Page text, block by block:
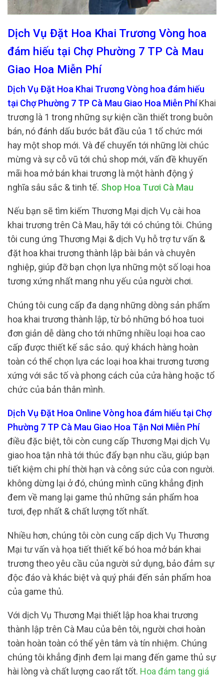
Dịch Vụ Đặt Hoa Khai Trương Vòng hoa
đám hiếu tại Chợ Phường 7 TP Cà Mau
Giao Hoa Miễn Phí
Dịch Vụ Đặt Hoa Khai Trương Vòng hoa đám hiếu
tại Chợ Phường 7 TP Cà Mau Giao Hoa Miễn PhíKhai
trương là 1 trong những sự kiện cần thiết trong buôn
bán, nó đánh dấu bước bắt đầu của 1 tổ chức mới
hay một shop mới. Và để chuyển tới những lời chúc
mừng và sự cỗ vũ tới chủ shop mới, vấn đề khuyến
mãi hoa mở bán khai trương là một hành động ý
nghĩa sâu sắc & tinh tế. Shop Hoa Tươi Cà Mau
Nếu bạn sẽ tìm kiếm Thương Mại dịch Vụ cài hoa
khai trương trên Cà Mau, hãy tới có chúng tôi. Chúng
tôi cung ứng Thương Mại & dịch Vụ hỗ trợ tư vấn &
đặt hoa khai trương thành lập bài bản và chuyên
nghiệp, giúp đỡ bạn chọn lựa những một số loại hoa
tương xứng nhất mang nhu yếu của người chơi.
Chúng tôi cung cấp đa dạng những dòng sản phẩm
hoa khai trương thành lập, từ bỏ những bó hoa tuoi
đơn giản dễ dàng cho tới những nhiều loại hoa cao
cấp được thiết kế sắc sảo. quý khách hàng hoàn
toàn có thể chọn lựa các loại hoa khai trương tương
xứng với sắc tố và phong cách của cửa hàng hoặc tổ
chức của bản thân mình.
Dịch Vụ Đặt Hoa Online Vòng hoa đám hiếu tại Chợ
Phường 7 TP Cà Mau Giao Hoa Tận Nơi Miễn Phí
điều đặc biệt, tôi còn cung cấp Thương Mại dịch Vụ
giao hoa tận nhà tới thúc đẩy bạn nhu cầu, giúp bạn
tiết kiệm chi phí thời hạn và công sức của con người.
không dừng lại ở đó, chúng mình cũng khẳng định
đem về mang lại game thủ những sản phẩm hoa
tươi, đẹp nhất & chất lượng tốt nhất.
Nhiều hơn, chúng tôi còn cung cấp dịch Vụ Thương
Mại tư vấn và họa tiết thiết kế bó hoa mở bán khai
trương theo yêu cầu của người sử dụng, bảo đảm sự
độc đáo và khác biệt và quý phái đến sản phẩm hoa
của game thủ.
Với dịch Vụ Thương Mại thiết lập hoa khai trương
thành lập trên Cà Mau của bên tôi, người chơi hoàn
toàn hoàn toàn có thể yên tâm và tín nhiệm. Chúng
chúng tôi khẳng định đem lại mang đến game thủ sự
hài lòng và chất lượng cao rất tốt. Hoa đám tang giá